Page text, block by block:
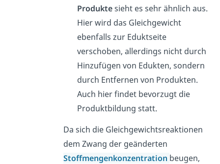
Produktesieht es sehr ähnlich aus.
Hier wird das Gleichgewicht
ebenfalls zur Eduktseite
verschoben, allerdings nicht durch
Hinzufügen von Edukten, sondern
durch Entfernen von Produkten.
Auch hier findet bevorzugt die
Produktbildung statt.
Da sich die Gleichgewichtsreaktionen
dem Zwang der geänderten
Stoffmengenkonzentration beugen,